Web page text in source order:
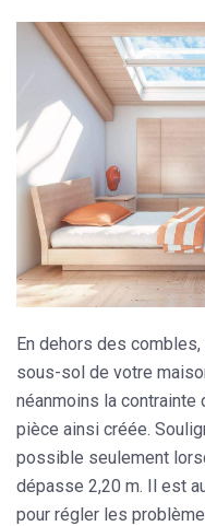
En dehors des
sous-sol de votre
néanmoins la contrainte
pièce ainsi créée.
possible seulement
dépasse 2,20 m. Il est
pour régler les